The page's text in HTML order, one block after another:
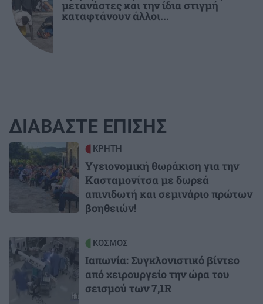
μετανάστες και την ίδια στιγμή
καταφτάνουν άλλοι...
ΔΙΑΒΑΣΤΕ ΕΠΙΣΗΣ
Image ΚΡΗΤΗ
Υγειονομική θωράκιση για την
Κασταμονίτσα με δωρεά
απινιδωτή και σεμινάριο πρώτων
βοηθειών!
Image ΚΟΣΜΟΣ
Ιαπωνία: Συγκλονιστικό βίντεο
από χειρουργείο την ώρα του
σεισμού των 7,1R